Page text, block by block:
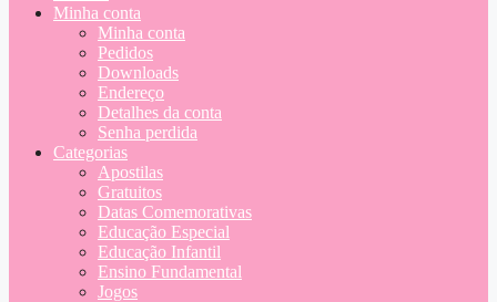
Minha conta
Minha conta
Pedidos
Downloads
Endereço
Detalhes da conta
Senha perdida
Categorias
Apostilas
Gratuitos
Datas Comemorativas
Educação Especial
Educação Infantil
Ensino Fundamental
Jogos